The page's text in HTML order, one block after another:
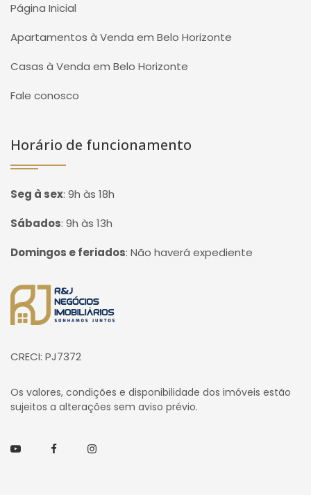
Página Inicial
Apartamentos à Venda em Belo Horizonte
Casas à Venda em Belo Horizonte
Fale conosco
Horário de funcionamento
Seg à sex: 9h às 18h
Sábados: 9h às 13h
Domingos e feriados: Não haverá expediente
Página inicial
CRECI: PJ7372
Os valores, condições e disponibilidade dos imóveis estão
sujeitos a alterações sem aviso prévio.
YoutubeFacebookInstagram